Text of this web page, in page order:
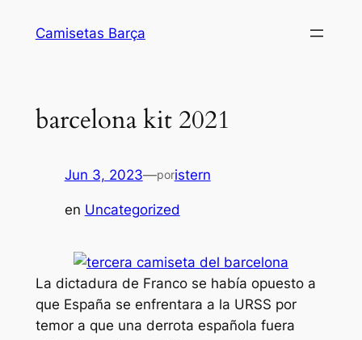
Camisetas Barça
barcelona kit 2021
Jun 3, 2023—poristern
en Uncategorized
La dictadura de Franco se había opuesto a
que España se enfrentara a la URSS por
temor a que una derrota española fuera